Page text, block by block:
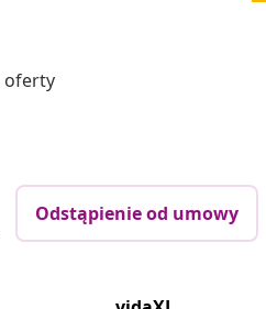
oferty
Odstąpienie od umowy